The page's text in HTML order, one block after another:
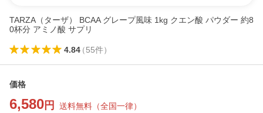
TARZA（ターザ） BCAA グレープ風味 1kg クエン酸 パウダー 約8
0杯分 アミノ酸 サプリ
4.84（55件）
価格
6,580 円 送料無料 （全国一律）